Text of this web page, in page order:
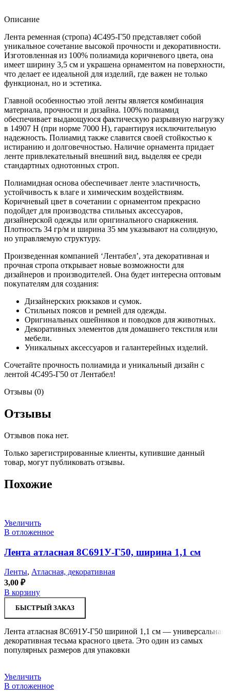
Описание
Лента ременная (стропа) 4С495-Г50 представляет собой
уникальное сочетание высокой прочности и декоративности.
Изготовленная из 100% полиамида коричневого цвета, она
имеет ширину 3,5 см и украшена орнаментом на поверхности,
что делает ее идеальной для изделий, где важен не только
функционал, но и эстетика.
Главной особенностью этой ленты является комбинация
материала, прочности и дизайна. 100% полиамид
обеспечивает выдающуюся фактическую разрывную нагрузку
в 14907 H (при норме 7000 H), гарантируя исключительную
надежность. Полиамид также славится своей стойкостью к
истиранию и долговечностью. Наличие орнамента придает
ленте привлекательный внешний вид, выделяя ее среди
стандартных однотонных строп.
Полиамидная основа обеспечивает ленте эластичность,
устойчивость к влаге и химическим воздействиям.
Коричневый цвет в сочетании с орнаментом прекрасно
подойдет для производства стильных аксессуаров,
дизайнерской одежды или оригинального снаряжения.
Плотность 34 гр/м и ширина 35 мм указывают на солидную,
но управляемую структуру.
Произведенная компанией ‘Лентабел’, эта декоративная и
прочная стропа открывает новые возможности для
дизайнеров и производителей. Она будет интересна оптовым
покупателям для создания:
Дизайнерских рюкзаков и сумок.
Стильных поясов и ремней для одежды.
Оригинальных ошейников и поводков для животных.
Декоративных элементов для домашнего текстиля или
мебели.
Уникальных аксессуаров и галантерейных изделий.
Сочетайте прочность полиамида и уникальный дизайн с
лентой 4С495-Г50 от Лентабел!
Отзывы (0)
Отзывы
Отзывов пока нет.
Только зарегистрированные клиенты, купившие данный
товар, могут публиковать отзывы.
Похожие
Увеличить
В отложенное
Лента атласная 8С691У-Г50, ширина 1,1 см
Ленты, Атласная, декоративная
3,00 ₽
В корзину
БЫСТРЫЙ ЗАКАЗ
Лента атласная 8С691У-Г50 шириной 1,1 см — универсальная
декоративная тесьма красного цвета. Это один из самых
популярных размеров для упаковки
Увеличить
В отложенное